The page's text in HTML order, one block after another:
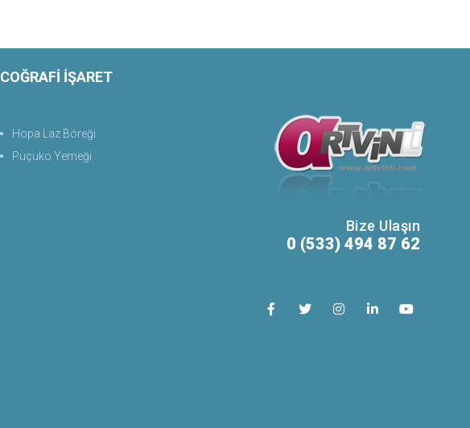
COĞRAFİ İŞARET
Hopa Laz Böreği
Puçuko Yemeği
Bize Ulaşın
0 (533) 494 87 62